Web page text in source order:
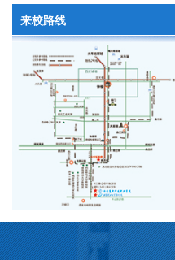
划（院校代号：2648）
来校路线